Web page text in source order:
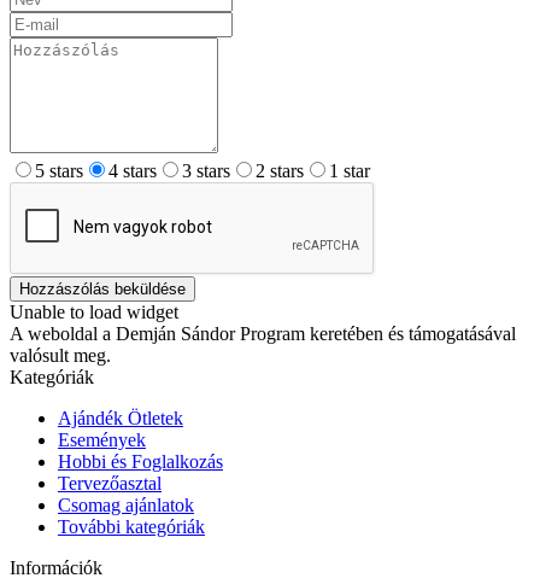
5 stars 4 stars 3 stars 2 stars 1 star
Hozzászólás beküldése
Unable to load widget
A weboldal a Demján Sándor Program keretében és támogatásával
valósult meg.
Kategóriák
Ajándék Ötletek
Események
Hobbi és Foglalkozás
Tervezőasztal
Csomag ajánlatok
További kategóriák
Információk